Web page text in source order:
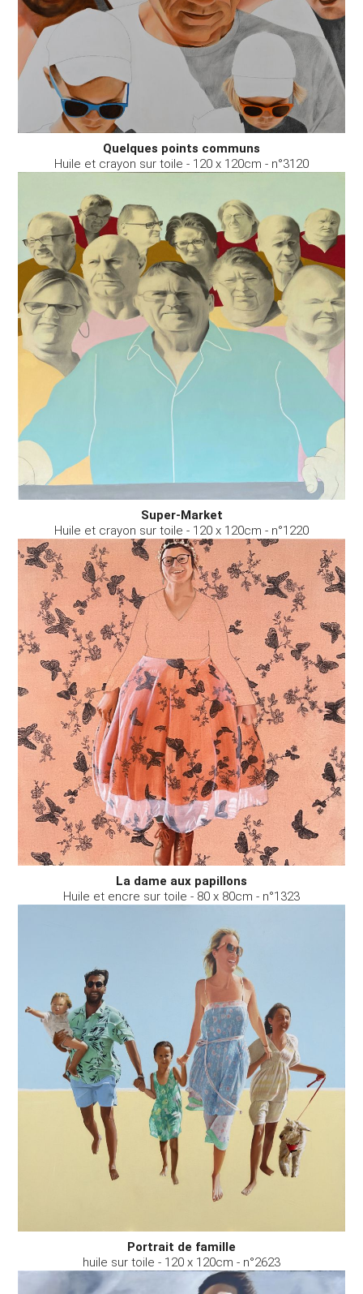
Quelques points communs
Huile et crayon sur toile - 120 x 120cm - n°3120
Super-Market
Huile et crayon sur toile - 120 x 120cm - n°1220
La dame aux papillons
Huile et encre sur toile - 80 x 80cm - n°1323
Portrait de famille
huile sur toile - 120 x 120cm - n°2623